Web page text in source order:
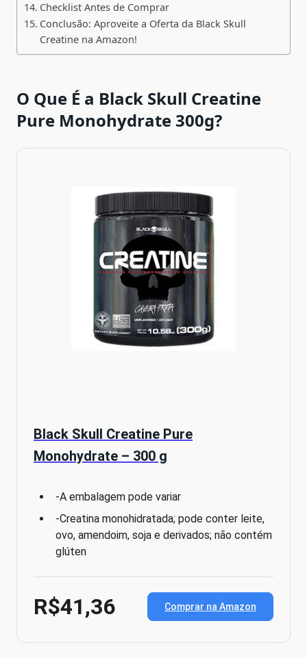
Checklist Antes de Comprar
Conclusão: Aproveite a Oferta da Black Skull
Creatine na Amazon!
O Que É a Black Skull Creatine
Pure Monohydrate 300g?
Black Skull Creatine Pure
Monohydrate – 300 g
-A embalagem pode variar
-Creatina monohidratada; pode conter leite,
ovo, amendoim, soja e derivados; não contém
glúten
R$41,36 Comprar na Amazon